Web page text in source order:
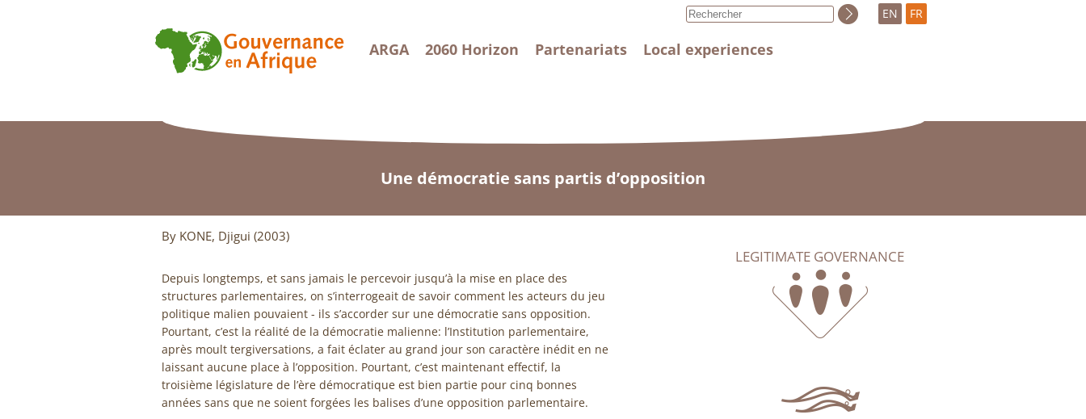
ARGA 2060 Horizon Partenariats Local experiences
EN FR
Une démocratie sans partis d’opposition
By KONE, Djigui (2003)
Depuis longtemps, et sans jamais le percevoir jusqu’à la mise en place des
structures parlementaires, on s’interrogeait de savoir comment les acteurs du jeu
politique malien pouvaient - ils s’accorder sur une démocratie sans opposition.
Pourtant, c’est la réalité de la démocratie malienne: l’Institution parlementaire,
après moult tergiversations, a fait éclater au grand jour son caractère inédit en ne
laissant aucune place à l’opposition. Pourtant, c’est maintenant effectif, la
troisième législature de l’ère démocratique est bien partie pour cinq bonnes
années sans que ne soient forgées les balises d’une opposition parlementaire.
LEGITIMATE GOVERNANCE